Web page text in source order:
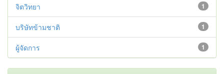
1
จิตวิทยา
1
บริษัทข้ามชาติ
1
ผู้จัดการ